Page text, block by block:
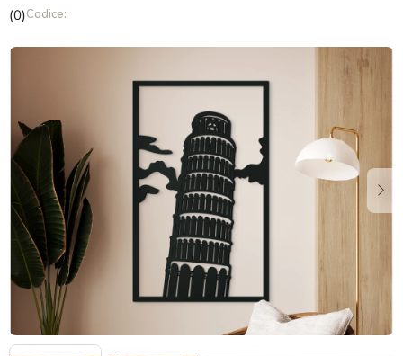
La
media
0,0
su
5
stelle.
(0)